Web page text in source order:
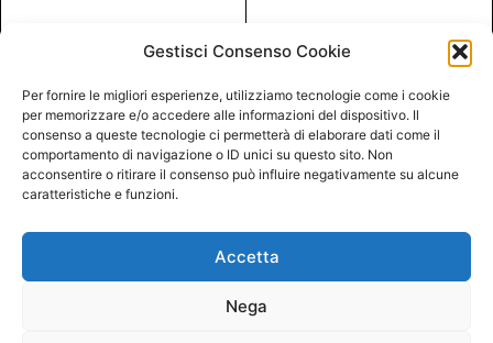
Gestisci Consenso Cookie
Per fornire le migliori esperienze, utilizziamo tecnologie come i cookie
per memorizzare e/o accedere alle informazioni del dispositivo. Il
consenso a queste tecnologie ci permetterà di elaborare dati come il
comportamento di navigazione o ID unici su questo sito. Non
acconsentire o ritirare il consenso può influire negativamente su alcune
caratteristiche e funzioni.
Accetta
Nega